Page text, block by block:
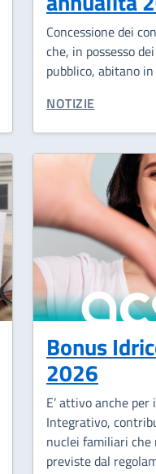
Concessione dei
che, in possesso
pubblico, abitano
CATEGORIA
NOTIZIE
Bonus
2026
E’ attivo anche
Integrativo,
nuclei familiari che
previste dal